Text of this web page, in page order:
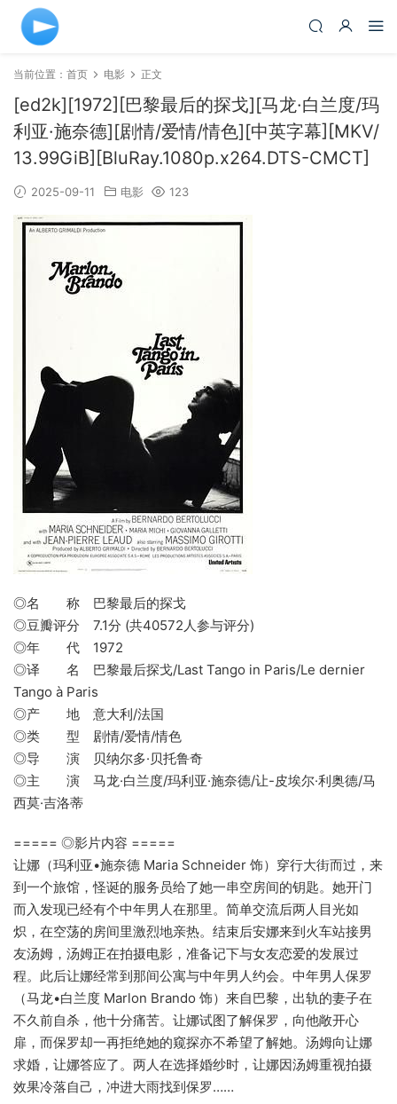
当前位置： 首页 电影 正文
[ed2k][1972][巴黎最后的探戈][马龙·白兰度/玛
利亚·施奈德][剧情/爱情/情色][中英字幕][MKV/
13.99GiB][BluRay.1080p.x264.DTS-CMCT]
2025-09-11 电影 123
◎名 称 巴黎最后的探戈
◎豆瓣评分 7.1分 (共40572人参与评分)
◎年 代 1972
◎译 名 巴黎最后探戈/Last Tango in Paris/Le dernier
Tango à Paris
◎产 地 意大利/法国
◎类 型 剧情/爱情/情色
◎导 演 贝纳尔多·贝托鲁奇
◎主 演 马龙·白兰度/玛利亚·施奈德/让-皮埃尔·利奥德/马
西莫·吉洛蒂
===== ◎影片内容 =====
让娜（玛利亚•施奈德 Maria Schneider 饰）穿行大街而过，来
到一个旅馆，怪诞的服务员给了她一串空房间的钥匙。她开门
而入发现已经有个中年男人在那里。简单交流后两人目光如
炽，在空荡的房间里激烈地亲热。结束后安娜来到火车站接男
友汤姆，汤姆正在拍摄电影，准备记下与女友恋爱的发展过
程。此后让娜经常到那间公寓与中年男人约会。中年男人保罗
（马龙•白兰度 Marlon Brando 饰）来自巴黎，出轨的妻子在
不久前自杀，他十分痛苦。让娜试图了解保罗，向他敞开心
扉，而保罗却一再拒绝她的窥探亦不希望了解她。汤姆向让娜
求婚，让娜答应了。两人在选择婚纱时，让娜因汤姆重视拍摄
效果冷落自己，冲进大雨找到保罗……